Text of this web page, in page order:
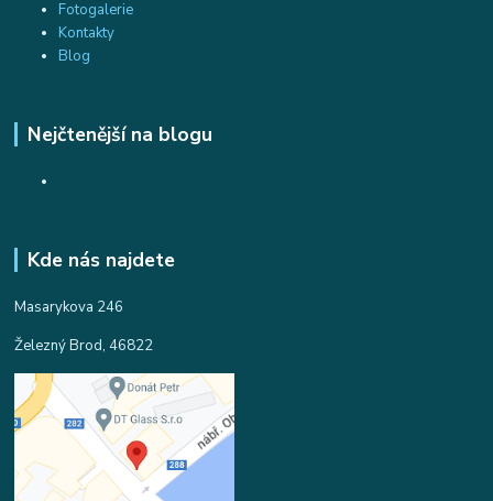
Fotogalerie
Kontakty
Blog
Nejčtenější na blogu
Kde nás najdete
Masarykova 246
Železný Brod, 46822